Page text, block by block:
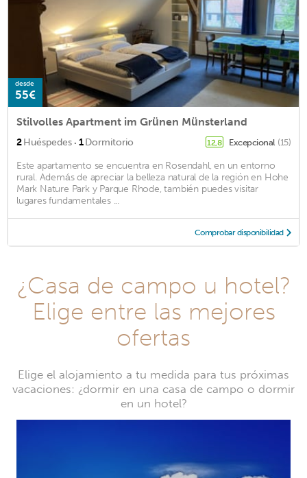
desde
55€
Stilvolles Apartment im Grünen Münsterland
2Huéspedes · 1Dormitorio 12,8 Excepcional (15)
Este apartamento se encuentra en Rosendahl, en un entorno
rural. Además de apreciar la belleza natural de la región en Hohe
Mark Nature Park y Parque Rhode, también puedes visitar
lugares fundamentales ...
Comprobar disponibilidad
¿Casa de campo u hotel?
Elige entre las mejores
ofertas
Elige el alojamiento a tu medida para tus próximas
vacaciones: ¿dormir en una casa de campo o dormir
en un hotel?